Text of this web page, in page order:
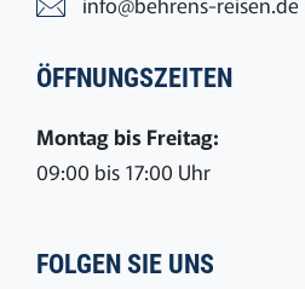
ÖFFNUNGSZEITEN
Montag bis Freitag:
09:00 bis 17:00 Uhr
FOLGEN SIE UNS